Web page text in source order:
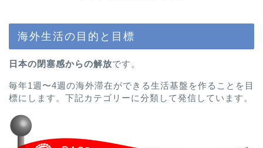
海外生活の目的と目標
日本の閉塞感からの解放です。
毎年1週〜4週の海外滞在ができる生活基盤を作ることを目
標にします。下記カテゴリーに分類して発信しています。